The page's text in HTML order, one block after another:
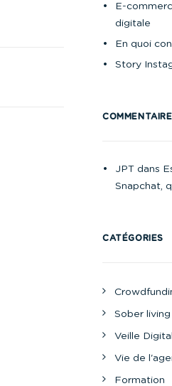
E-
digitale
En quoi
Story
JPT dans
Snapchat,
CATÉGORIES
Sober living
Veille
Vie de
Formation